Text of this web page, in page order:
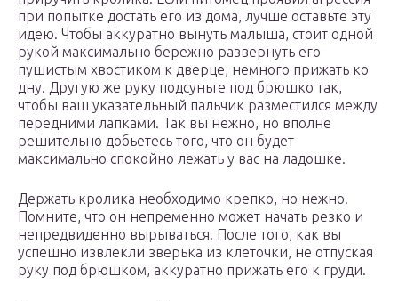
при попытке достать его из дома, лучше оставьте эту
идею. Чтобы аккуратно вынуть малыша, стоит одной
рукой максимально бережно развернуть его
пушистым хвостиком к дверце, немного прижать ко
дну. Другую же руку подсуньте под брюшко так,
чтобы ваш указательный пальчик разместился между
передними лапками. Так вы нежно, но вполне
решительно добьетесь того, что он будет
максимально спокойно лежать у вас на ладошке.
Держать кролика необходимо крепко, но нежно.
Помните, что он непременно может начать резко и
непредвиденно вырываться. После того, как вы
успешно извлекли зверька из клеточки, не отпуская
руку под брюшком, аккуратно прижать его к груди.